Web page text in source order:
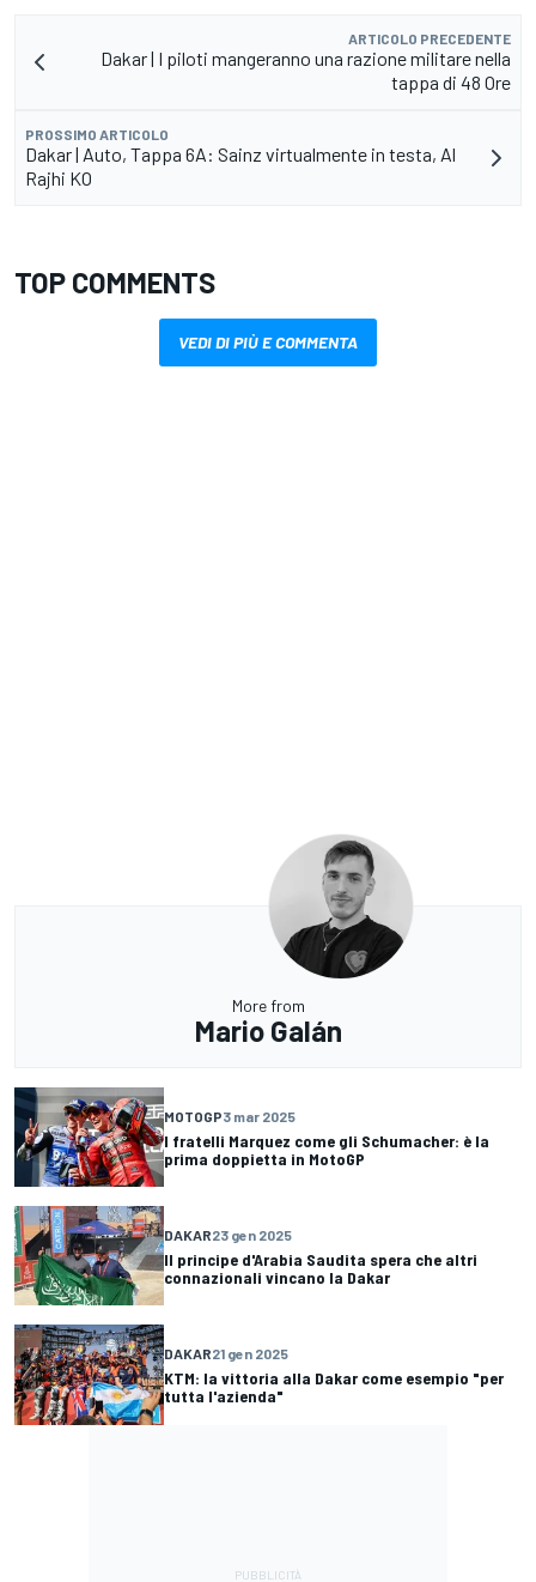
ARTICOLO PRECEDENTE
Dakar | I piloti mangeranno una razione militare nella
tappa di 48 Ore
PROSSIMO ARTICOLO
Dakar | Auto, Tappa 6A: Sainz virtualmente in testa, Al
Rajhi KO
TOP COMMENTS
VEDI DI PIÙ E COMMENTA
More from
Mario Galán
MOTOGP3 mar 2025
I fratelli Marquez come gli Schumacher: è la
prima doppietta in MotoGP
DAKAR23 gen 2025
Il principe d'Arabia Saudita spera che altri
connazionali vincano la Dakar
DAKAR21 gen 2025
KTM: la vittoria alla Dakar come esempio "per
tutta l'azienda"